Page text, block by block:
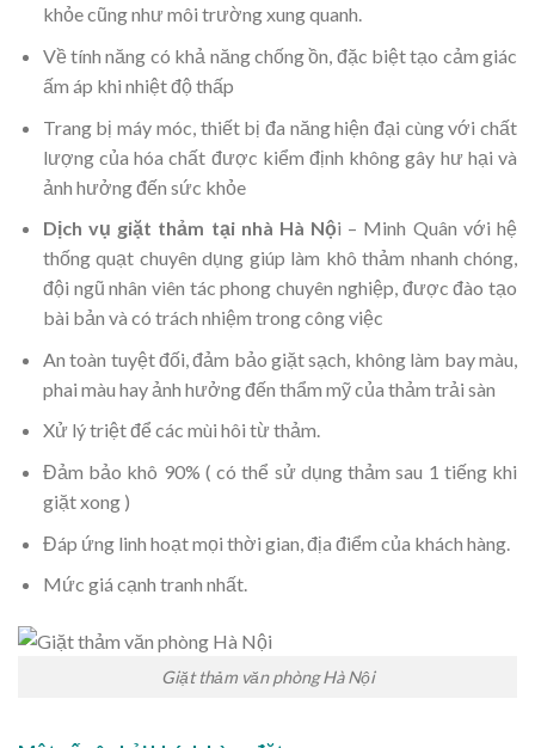
khỏe cũng như môi trường xung quanh.
Về tính năng có khả năng chống ồn, đặc biệt tạo cảm giác
ấm áp khi nhiệt độ thấp
Trang bị máy móc, thiết bị đa năng hiện đại cùng với chất
lượng của hóa chất được kiểm định không gây hư hại và
ảnh hưởng đến sức khỏe
Dịch vụ giặt thảm tại nhà Hà Nội – Minh Quân với hệ
thống quạt chuyên dụng giúp làm khô thảm nhanh chóng,
đội ngũ nhân viên tác phong chuyên nghiệp, được đào tạo
bài bản và có trách nhiệm trong công việc
An toàn tuyệt đối, đảm bảo giặt sạch, không làm bay màu,
phai màu hay ảnh hưởng đến thẩm mỹ của thảm trải sàn
Xử lý triệt để các mùi hôi từ thảm.
Đảm bảo khô 90% ( có thể sử dụng thảm sau 1 tiếng khi
giặt xong )
Đáp ứng linh hoạt mọi thời gian, địa điểm của khách hàng.
Mức giá cạnh tranh nhất.
Giặt thảm văn phòng Hà Nội